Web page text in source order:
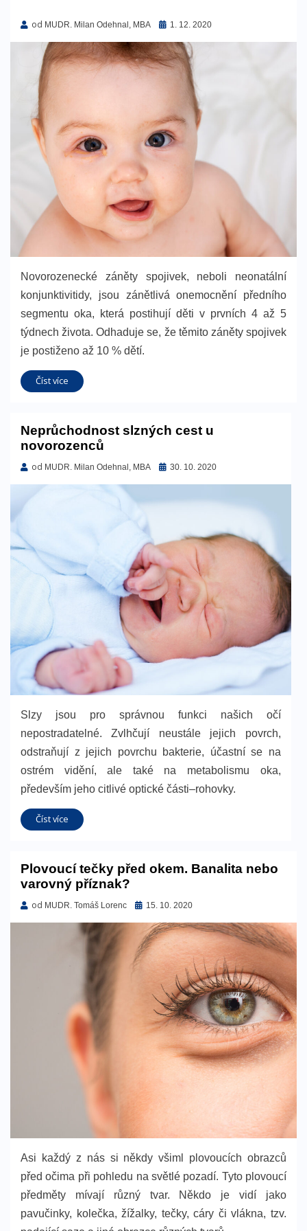
od MUDR. Milan Odehnal, MBA
Zveřejněno
1. 12. 2020
Novorozenecké záněty spojivek, neboli neonatální
konjunktivitidy, jsou zánětlivá onemocnění předního
segmentu oka, která postihují děti v prvních 4 až 5
týdnech života. Odhaduje se, že těmito záněty spojivek
je postiženo až 10 % dětí.
Číst více
Neprůchodnost slzných cest u
novorozenců
od MUDR. Milan Odehnal, MBA
Zveřejněno
30. 10. 2020
Slzy jsou pro správnou funkci našich očí
nepostradatelné. Zvlhčují neustále jejich povrch,
odstraňují z jejich povrchu bakterie, účastní se na
ostrém vidění, ale také na metabolismu oka,
především jeho citlivé optické části–rohovky.
Číst více
Plovoucí tečky před okem. Banalita nebo
varovný příznak?
od MUDR. Tomáš Lorenc
Zveřejněno
15. 10. 2020
Asi každý z nás si někdy všiml plovoucích obrazců
před očima při pohledu na světlé pozadí. Tyto plovoucí
předměty mívají různý tvar. Někdo je vidí jako
pavučinky, kolečka, žížalky, tečky, cáry či vlákna, tzv.